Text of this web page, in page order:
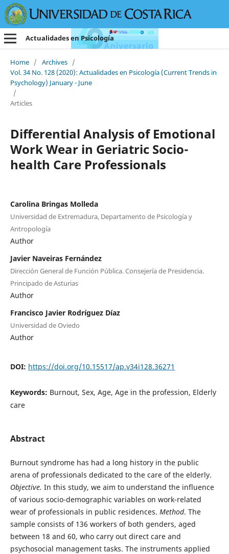
Actualidades en Psicología
Home / Archives /
Vol. 34 No. 128 (2020): Actualidades en Psicología (Current Trends in
Psychology) January - June
/
Articles
Differential Analysis of Emotional
Work Wear in Geriatric Socio-
health Care Professionals
Carolina Bringas Molleda
Universidad de Extremadura, Departamento de Psicología y
Antropología
Author
Javier Naveiras Fernández
Dirección General de Función Pública. Consejería de Presidencia.
Principado de Asturias
Author
Francisco Javier Rodríguez Díaz
Universidad de Oviedo
Author
DOI: https://doi.org/10.15517/ap.v34i128.36271
Keywords: Burnout, Sex, Age, Age in the profession, Elderly
care
Abstract
Burnout syndrome has had a long history in the public
arena of professionals dedicated to the care of the elderly.
Objective. In this study, we aim to understand the influence
of various socio-demographic variables on work-related
wear of professionals in public residences. Method. The
sample consists of 136 workers of both genders, aged
between 18 and 60, who carry out direct care and
psychosocial management tasks. The instruments applied